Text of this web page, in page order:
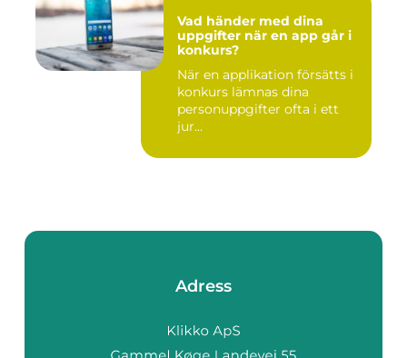
Vad händer med dina
uppgifter när en app går i
konkurs?
När en applikation försätts i
konkurs lämnas dina
personuppgifter ofta i ett
jur...
Adress